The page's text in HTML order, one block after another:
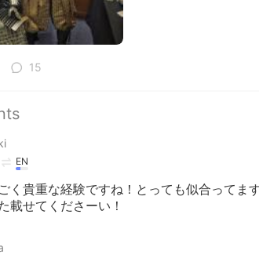
15
EN
く貴重な経験ですね！とっても似合ってま
載せてくださーい！